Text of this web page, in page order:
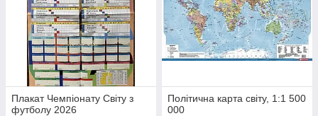
Плакат Чемпіонату Світу з
футболу 2026
Політична карта світу, 1:1 500
000